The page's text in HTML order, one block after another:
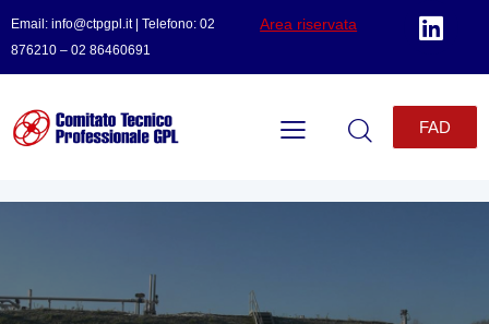
Email: info@ctpgpl.it | Telefono: 02
876210 – 02 86460691
Area riservata
FAD